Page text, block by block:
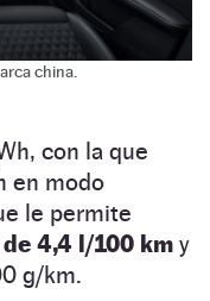
china.
con la que
en modo
le permite
4,4 l/100 km y
g/km.